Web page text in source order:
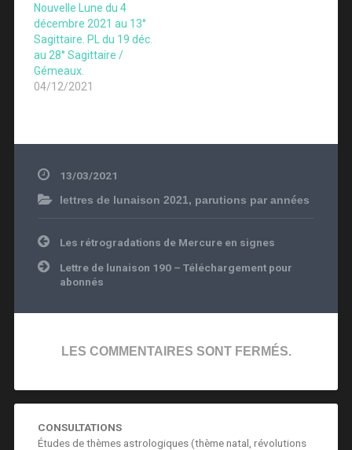
Nouvelle Lune du 4
décembre 2021 au 13°
Sagittaire. PL du 19 déc.
au 28° Sagittaire /
Gémeaux.
04/12/2021
13/03/2021
lettres de lunaison 2021, parutions par années
Navigation
de
l’article
Les rétrogradations de Mercure en signes
Lettre de lunaison 190 – Téléchargement pour
abonnés
LES COMMENTAIRES SONT FERMÉS.
CONSULTATIONS
Études de thèmes astrologiques (thème natal, révolutions